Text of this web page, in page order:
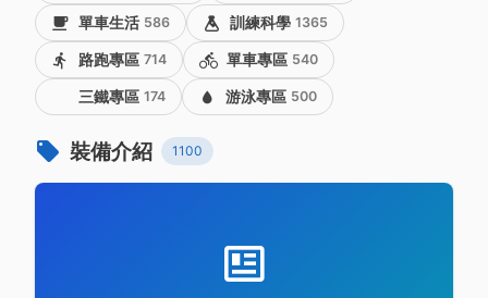
單車生活 586 訓練科學 1365
路跑專區 714 單車專區 540
三鐵專區 174 游泳專區 500
裝備介紹 1100